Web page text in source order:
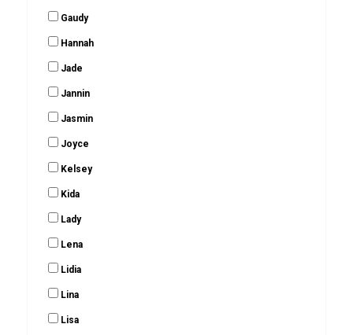
Gaudy
Hannah
Jade
Jannin
Jasmin
Joyce
Kelsey
Kida
Lady
Lena
Lidia
Lina
Lisa